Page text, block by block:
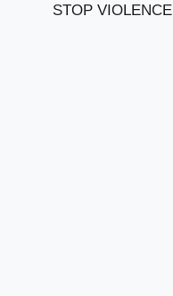
STOP VIOLENCE